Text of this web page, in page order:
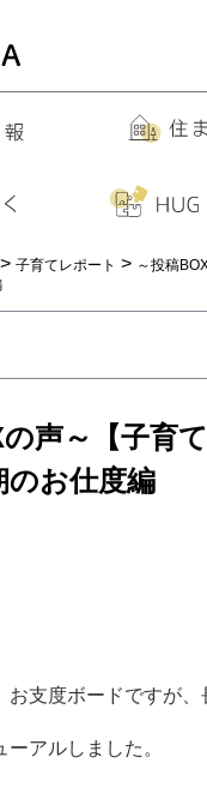
> 子育てレポート > ～投稿
声～【子育
のお仕度編
お支度ボードですが、
アルしました。